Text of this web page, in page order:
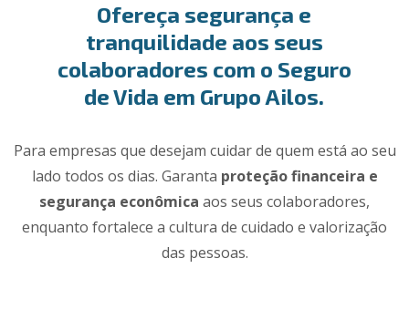
Ofereça segurança e
tranquilidade aos seus
colaboradores com o Seguro
de Vida em Grupo Ailos.
Para empresas que desejam cuidar de quem está ao seu
lado todos os dias. Garanta proteção financeira e
segurança econômica aos seus colaboradores,
enquanto fortalece a cultura de cuidado e valorização
das pessoas.